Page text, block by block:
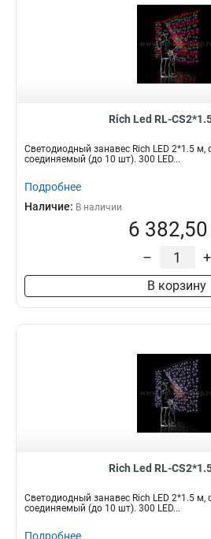
Rich Led RL-
Светодиодный занавес Rich LED 2*1.5
соединяемый (до 10 шт). 300 LED...
Подробнее
Наличие: В наличии
6
– +
В корзину
Rich Led RL-
Светодиодный занавес Rich LED 2*1.5
соединяемый (до 10 шт). 300 LED...
Подробнее